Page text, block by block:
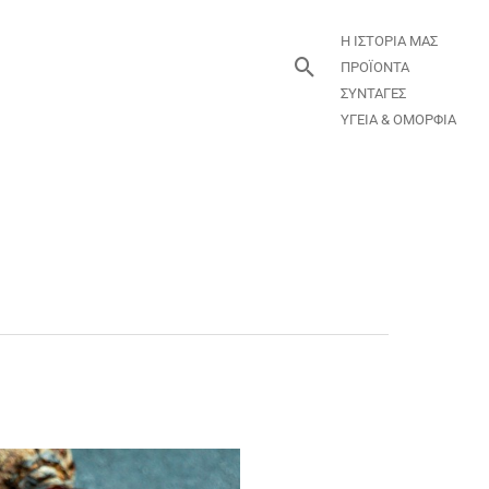
Αναζήτηση
Η ΙΣΤΟΡΙΑ ΜΑΣ
ΠΡΟΪΟΝΤΑ
ΣΥΝΤΑΓΕΣ
ΥΓΕΙΑ & ΟΜΟΡΦΙΑ